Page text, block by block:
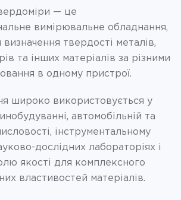
— це
вимірювальне обладнання,
твердості металів,
та інших матеріалів за різними
в одному пристрої.
широко використовується у
автомобільній та
інструментальному
дослідних лабораторіях і
якості для комплексного
властивостей матеріалів.